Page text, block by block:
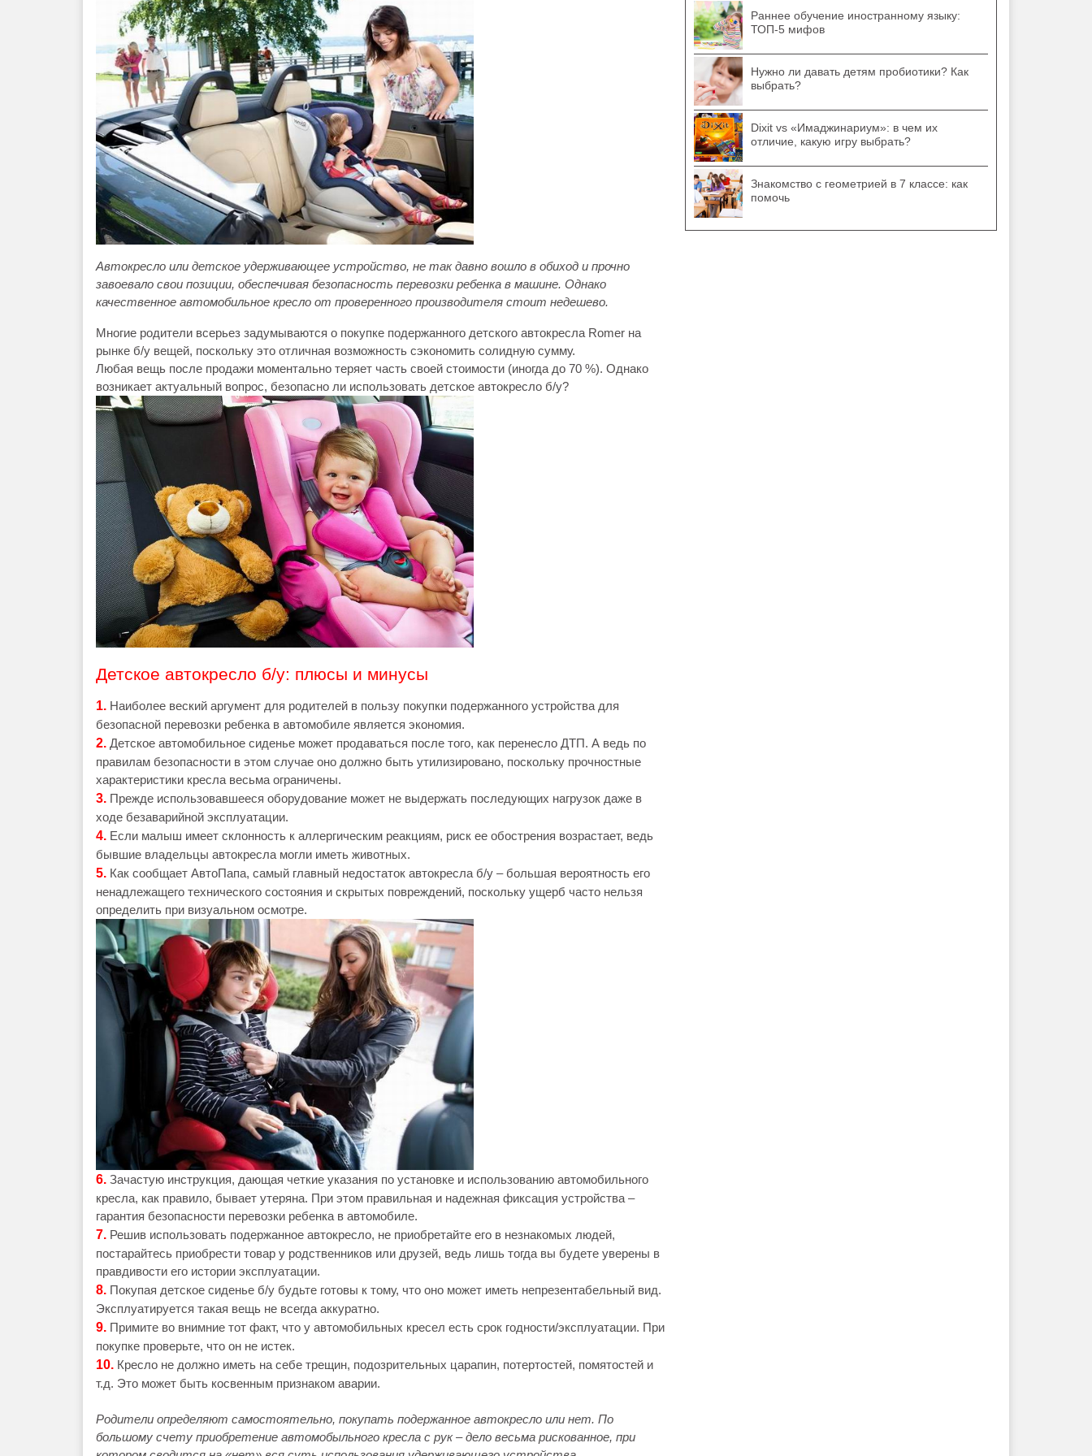
Автокресло или детское удерживающее устройство, не так давно вошло в обиход и прочно
завоевало свои позиции, обеспечивая безопасность перевозки ребенка в машине. Однако
качественное автомобильное кресло от проверенного производителя стоит недешево.
Многие родители всерьез задумываются о покупке подержанного детского автокресла Romer на
рынке б/у вещей, поскольку это отличная возможность сэкономить солидную сумму.
Любая вещь после продажи моментально теряет часть своей стоимости (иногда до 70 %). Однако
возникает актуальный вопрос, безопасно ли использовать детское автокресло б/у?
Детское автокресло б/у: плюсы и минусы
1. Наиболее веский аргумент для родителей в пользу покупки подержанного устройства для
безопасной перевозки ребенка в автомобиле является экономия.
2. Детское автомобильное сиденье может продаваться после того, как перенесло ДТП. А ведь по
правилам безопасности в этом случае оно должно быть утилизировано, поскольку прочностные
характеристики кресла весьма ограничены.
3. Прежде использовавшееся оборудование может не выдержать последующих нагрузок даже в
ходе безаварийной эксплуатации.
4. Если малыш имеет склонность к аллергическим реакциям, риск ее обострения возрастает, ведь
бывшие владельцы автокресла могли иметь животных.
5. Как сообщает АвтоПапа, самый главный недостаток автокресла б/у – большая вероятность его
ненадлежащего технического состояния и скрытых повреждений, поскольку ущерб часто нельзя
определить при визуальном осмотре.
6. Зачастую инструкция, дающая четкие указания по установке и использованию автомобильного
кресла, как правило, бывает утеряна. При этом правильная и надежная фиксация устройства –
гарантия безопасности перевозки ребенка в автомобиле.
7. Решив использовать подержанное автокресло, не приобретайте его в незнакомых людей,
постарайтесь приобрести товар у родственников или друзей, ведь лишь тогда вы будете уверены в
правдивости его истории эксплуатации.
8. Покупая детское сиденье б/у будьте готовы к тому, что оно может иметь непрезентабельный вид.
Эксплуатируется такая вещь не всегда аккуратно.
9. Примите во внимние тот факт, что у автомобильных кресел есть срок годности/эксплуатации. При
покупке проверьте, что он не истек.
10. Кресло не должно иметь на себе трещин, подозрительных царапин, потертостей, помятостей и
т.д. Это может быть косвенным признаком аварии.
Родители определяют самостоятельно, покупать подержанное автокресло или нет. По
большому счету приобретение автомобыльного кресла с рук – дело весьма рискованное, при
Раннее обучение иностранному языку:
ТОП-5 мифов
Нужно ли давать детям пробиотики? Как
выбрать?
Dixit vs «Имаджинариум»: в чем их
отличие, какую игру выбрать?
Знакомство с геометрией в 7 классе: как
помочь